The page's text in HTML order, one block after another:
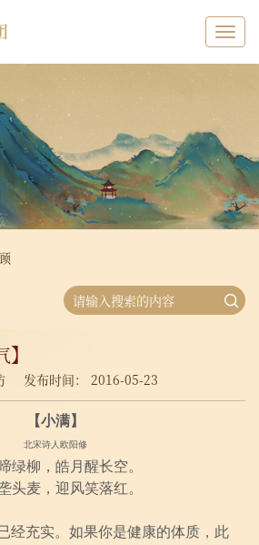
发布时间： 2016-05-23
【小满】
北宋诗人欧阳修
绿柳，皓月醒长空。
头麦，迎风笑落红。
经充实。如果你是健康的体质，此